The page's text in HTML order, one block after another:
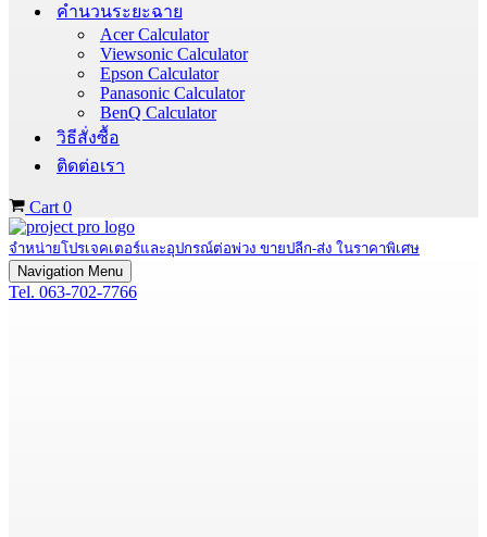
คำนวนระยะฉาย
Acer Calculator
Viewsonic Calculator
Epson Calculator
Panasonic Calculator
BenQ Calculator
วิธีสั่งซื้อ
ติดต่อเรา
Cart 0
จำหน่ายโปรเจคเตอร์และอุปกรณ์ต่อพ่วง ขายปลีก-ส่ง ในราคาพิเศษ
Navigation Menu
Tel. 063-702-7766